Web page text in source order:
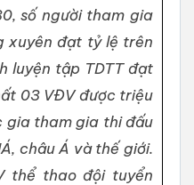
số người tham gia
xuyên đạt tỷ lệ trên
luyện tập TDTT đạt
03 VĐV được triệu
gia tham gia thi đấu
châu Á và thế giới.
thể thao đội tuyển